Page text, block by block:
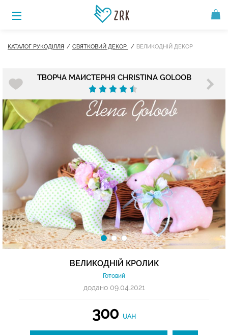
КАТАЛОГ РУКОДІЛЛЯ СВЯТКОВИЙ ДЕКОР ВЕЛИКОДНІЙ ДЕКОР
ТВОРЧА МАЙСТЕРНЯ CHRISTINA GOLOOB
ВЕЛИКОДНІЙ КРОЛИК
Готовий
додано 09.04.2021
300 UAH